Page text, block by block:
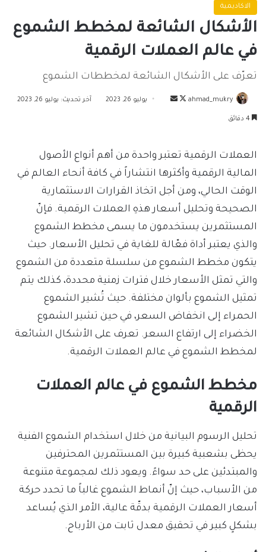
الاكاديمية
الأشكال الشائعة لمخطط الشموع
في عالم العملات الرقمية
تعرّف على الأشكال الشائعة لمخططات الشموع
ahmad_mukry
تابعأرسل
يوليو 26, 2023 آخر تحديث: يوليو 26, 2023
العملات الرقمية تعتبر واحدة من أهم أنواع الأصول
المالية الرقمية وأكثرها انتشاراً في كافة أنحاء العالم في
الوقت الحالي، ومن أجل اتخاذ القرارات الاستثمارية
الصحيحة وتحليل أسعار هذهِ العملات الرقمية. فإنّ
المستثمرين يستخدمون ما يسمى مخطط الشموع
والذي يعتبر أداة فعّالة للغاية في تحليل الأسعار. حيث
يتكون مخطط الشموع من سلسلة متعددة من الشموع
والتي تمثل الأسعار خلال فترات زمنية محددة، كذلك يتم
تمثيل الشموع بألوان مختلفة. حيث تُشير الشموع
الحمراء إلى انخفاض السعر، في حين تشير الشموع
الخضراء إلى ارتفاع السعر. تعرف على الأشكال الشائعة
لمخطط الشموع في عالم العملات الرقمية.
مخطط الشموع في عالم العملات
الرقمية
تحليل الرسوم البيانية من خلال استخدام الشموع الفنية
يحظى بشعبية كبيرة بين المستثمرين المحترفين
والمبتدئين على حد سواءً. ويعود ذلك لمجموعة متنوعة
من الأسباب، حيث إنّ أنماط الشموع غالباً ما تحدد حركة
أسعار العملات الرقمية بدقّة عالية، الأمر الذي يُساعد
بشكلٍ كبير في تحقيق معدل ثابت من الأرباح.